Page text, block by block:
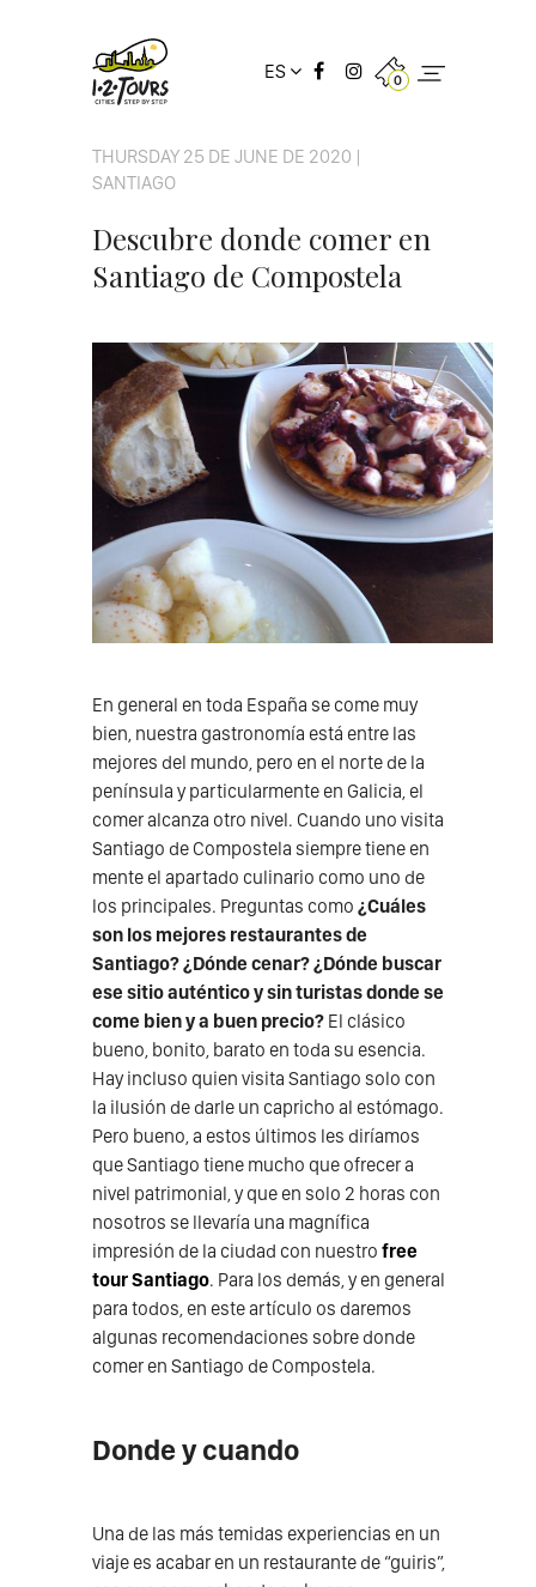
ES 0
THURSDAY 25 DE JUNE DE 2020 |
SANTIAGO
Descubre donde comer en
Santiago de Compostela
En general en toda España se come muy
bien, nuestra gastronomía está entre las
mejores del mundo, pero en el norte de la
península y particularmente en Galicia, el
comer alcanza otro nivel. Cuando uno visita
Santiago de Compostela siempre tiene en
mente el apartado culinario como uno de
los principales. Preguntas como ¿Cuáles
son los mejores restaurantes de
Santiago? ¿Dónde cenar? ¿Dónde buscar
ese sitio auténtico y sin turistas donde se
come bien y a buen precio?El clásico
bueno, bonito, barato en toda su esencia.
Hay incluso quien visita Santiago solo con
la ilusión de darle un capricho al estómago.
Pero bueno, a estos últimos les diríamos
que Santiago tiene mucho que ofrecer a
nivel patrimonial, y que en solo 2 horas con
nosotros se llevaría una magnífica
impresión de la ciudad con nuestro free
tour Santiago. Para los demás, y en general
para todos, en este artículo os daremos
algunas recomendaciones sobre donde
comer en Santiago de Compostela.
Donde y cuando
Una de las más temidas experiencias en un
viaje es acabar en un restaurante de “guiris”,